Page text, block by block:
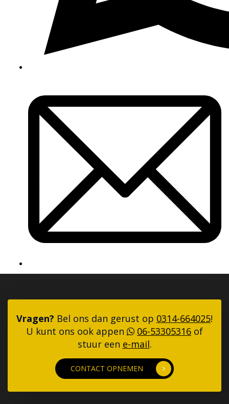
Vragen? Bel ons dan gerust op 0314-664025!
U kunt ons ook appen
06-53305316 of
stuur een e-mail.
CONTACT OPNEMEN